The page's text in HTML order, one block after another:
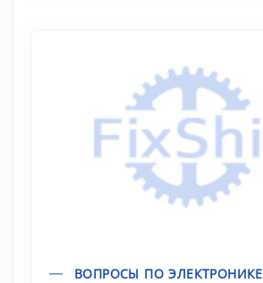
ВОПРОСЫ ПО ЭЛЕКТРОНИКЕ